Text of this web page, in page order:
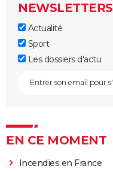
NEWSLETTERS
Actualité
Sport
Les dossiers d'actu
EN CE MOMENT
Incendies en France